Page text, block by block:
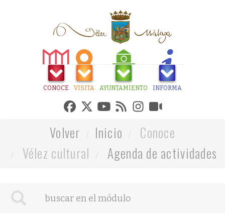
CONOCE VISITA AYUNTAMIENTO INFORMA
Volver Inicio
Conoce
Vélez cultural
Agenda de actividades